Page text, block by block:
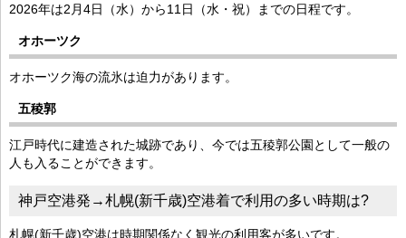
2026年は2月4日（水）から11日（水・祝）までの日程です。
オホーツク
オホーツク海の流氷は迫力があります。
五稜郭
江戸時代に建造された城跡であり、今では五稜郭公園として一般の
人も入ることができます。
神戸空港発→札幌(新千歳)空港着で利用の多い時期は?
札幌(新千歳)空港は時期関係なく観光の利用客が多いです。